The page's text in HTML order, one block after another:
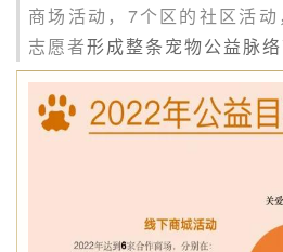
商场活动，7个区的社区活
志愿者形成整条宠物公益脉络